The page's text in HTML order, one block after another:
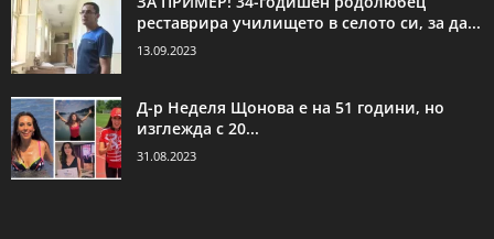
реставрира училището в селото си, за да...
13.09.2023
Д-р Неделя Щонова е на 51 години, но
изглежда с 20...
31.08.2023